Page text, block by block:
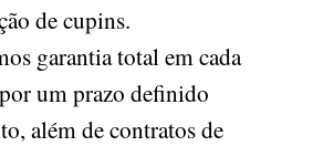
de cupins.
garantia total em cada
um prazo definido
além de contratos de